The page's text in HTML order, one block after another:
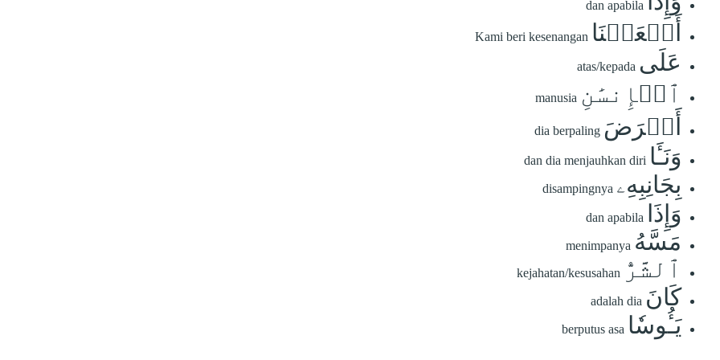
dan apabila
أَنۡعَمۡنَا Kami beri kesenangan
عَلَى atas/kepada
ٱلۡإِنسَٰنِ manusia
أَعۡرَضَ dia berpaling
وَنَـَٔا dan dia menjauhkan diri
بِجَانِبِهِۦ disampingnya
وَإِذَا dan apabila
مَسَّهُ menimpanya
ٱلشَّرُّ kejahatan/kesusahan
كَانَ adalah dia
يَـُٔوسٗا berputus asa